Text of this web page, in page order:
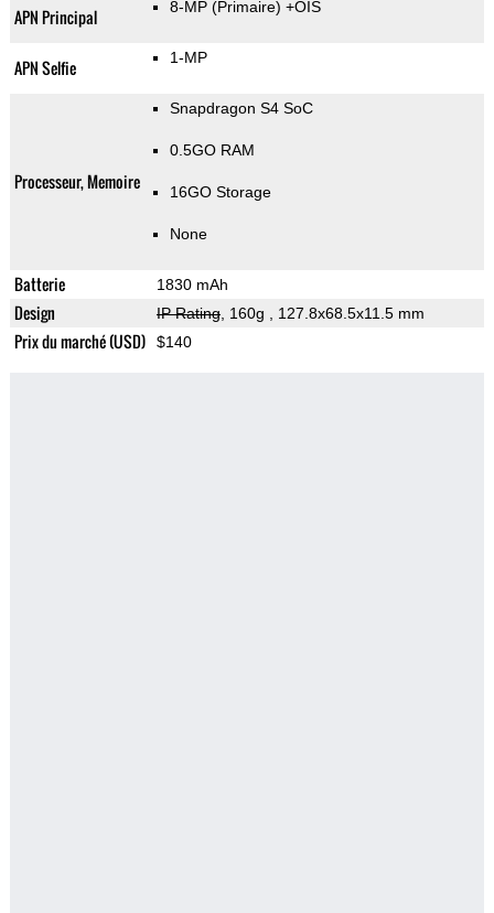
APN Principal 8-MP (Primaire) +OIS
APN Selfie 1-MP
Processeur, Memoire
Snapdragon S4 SoC
0.5GO RAM
16GO Storage
None
Batterie 1830 mAh
Design IP Rating, 160g , 127.8x68.5x11.5 mm
Prix du marché (USD) $140